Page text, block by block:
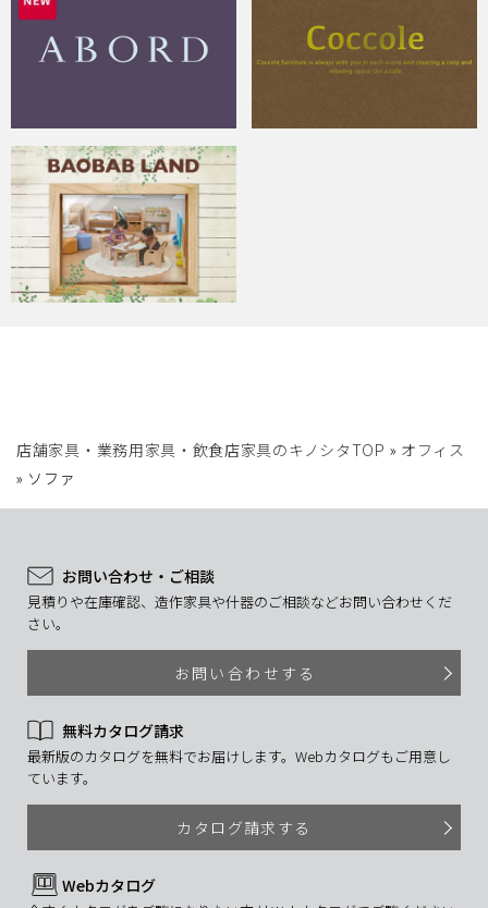
店舗家具・業務用家具・飲食店家具のキノシタTOP » オフィス
» ソファ
お問い合わせ・ご相談
見積りや在庫確認、造作家具や什器のご相談などお問い合わせくだ
さい。
お問い合わせする
無料カタログ請求
最新版のカタログを無料でお届けします。Webカタログもご用意し
ています。
カタログ請求する
Webカタログ